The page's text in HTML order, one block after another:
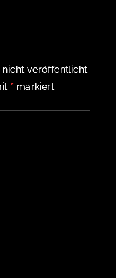
veröffentlicht.
* markiert